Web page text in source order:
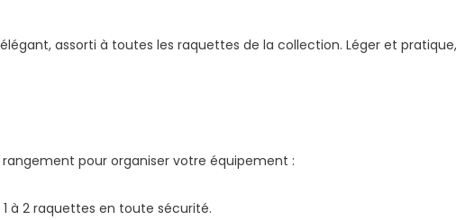
élégant, assorti à toutes les raquettes de la collection. Léger et
pour organiser votre équipement :
à 2 raquettes en toute sécurité.